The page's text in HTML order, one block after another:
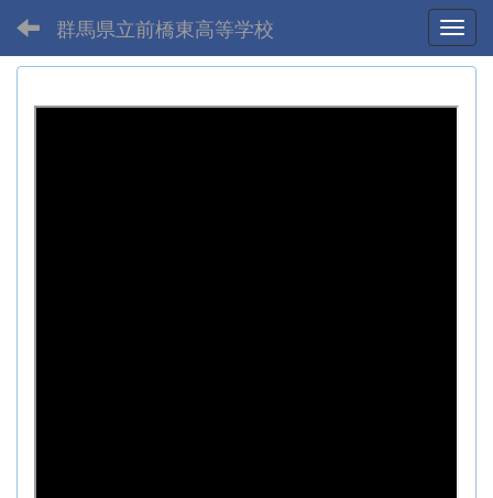
群馬県立前橋東高等学校